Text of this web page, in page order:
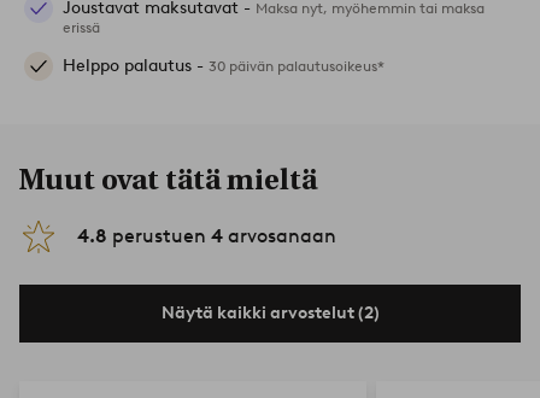
Joustavat maksutavat - Maksa nyt, myöhemmin tai maksa
erissä
Helppo palautus - 30 päivän palautusoikeus*
Muut ovat tätä mieltä
4.8 perustuen 4 arvosanaan
Näytä kaikki arvostelut (2)